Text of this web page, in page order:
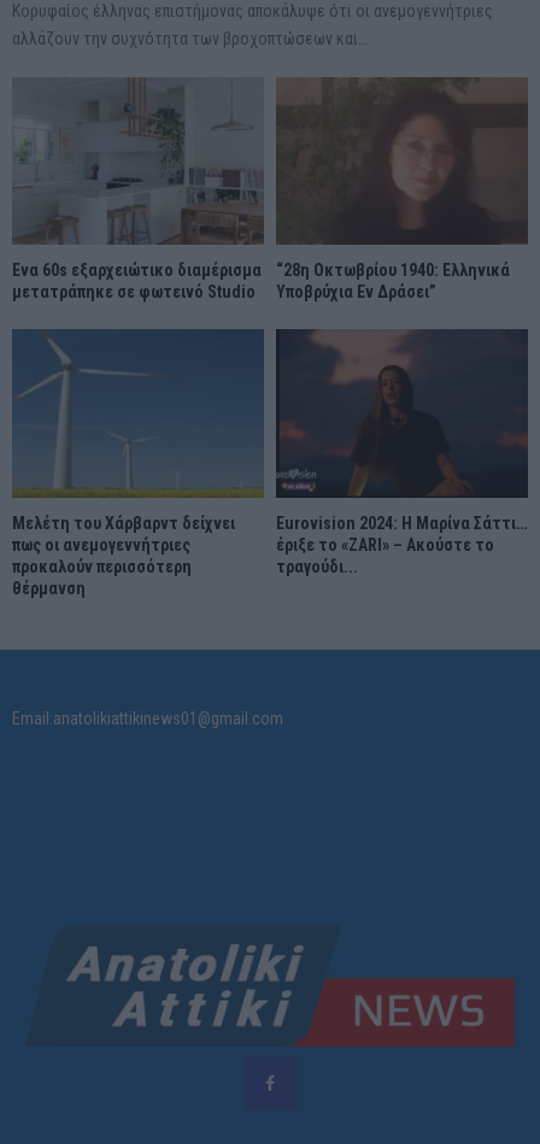
Κορυφαίος έλληνας επιστήμονας αποκάλυψε ότι οι ανεμογεννήτριες
αλλάζουν την συχνότητα των βροχοπτώσεων και...
Ένα 60s εξαρχειώτικο διαμέρισμα
μετατράπηκε σε φωτεινό Studio
“28η Οκτωβρίου 1940: Ελληνικά
Υποβρύχια Εν Δράσει”
Μελέτη του Χάρβαρντ δείχνει
πως οι ανεμογεννήτριες
προκαλούν περισσότερη
θέρμανση
Eurovision 2024: Η Μαρίνα Σάττι…
έριξε το «ZARI» – Ακούστε το
τραγούδι...
Email:anatolikiattikinews01@gmail.com